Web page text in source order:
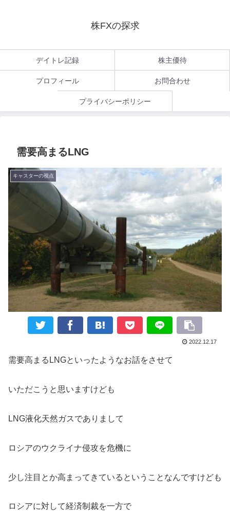
株FXの探求
デイトレ記録 株主優待
プロフィール お問合わせ
プライバシーポリシー
需要高まるLNG
キャスターの視点
2022.12.17
需要高まるLNGといったようなお話をさせて
いただこうと思いますけども
LNG液化天然ガスでありまして
ロシアのウクライナ侵攻を危機に
少し注目とか高まってきているということなんですけども
ロシアに対して経済制裁を一方で